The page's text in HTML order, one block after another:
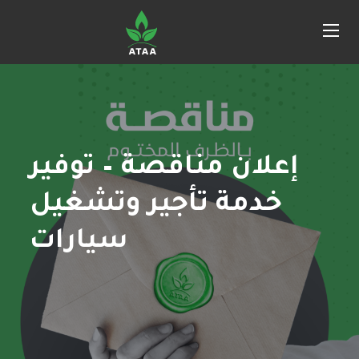
إعلان مناقصة – توفير
خدمة تأجير وتشغيل
سيارات